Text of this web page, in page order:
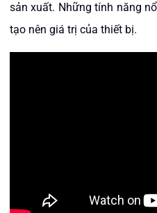
sản xuất. Những tính năng
tạo nên giá trị của thiết bị.